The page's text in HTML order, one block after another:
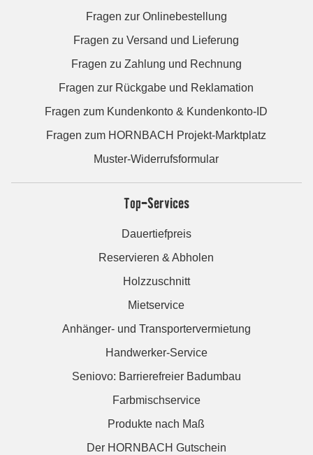
Fragen zur Onlinebestellung
Fragen zu Versand und Lieferung
Fragen zu Zahlung und Rechnung
Fragen zur Rückgabe und Reklamation
Fragen zum Kundenkonto & Kundenkonto-ID
Fragen zum HORNBACH Projekt-Marktplatz
Muster-Widerrufsformular
Top-Services
Dauertiefpreis
Reservieren & Abholen
Holzzuschnitt
Mietservice
Anhänger- und Transportervermietung
Handwerker-Service
Seniovo: Barrierefreier Badumbau
Farbmischservice
Produkte nach Maß
Der HORNBACH Gutschein